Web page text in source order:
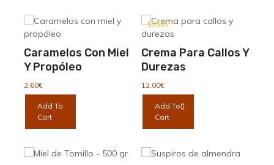
28,50€
variantes.
se
producto
Caramelos Con Miel
Y Propóleo
2,60€
Add To
Cart
Crema Para Callos Y
Durezas
Valorado con
de 5
12,00€
Add To
Cart